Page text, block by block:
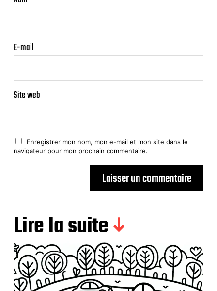
E-mail
Site web
Enregistrer mon nom, mon e-mail et mon site dans le
navigateur pour mon prochain commentaire.
Lire la suite